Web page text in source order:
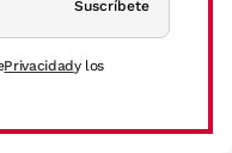
Suscríbete
Privacidady los